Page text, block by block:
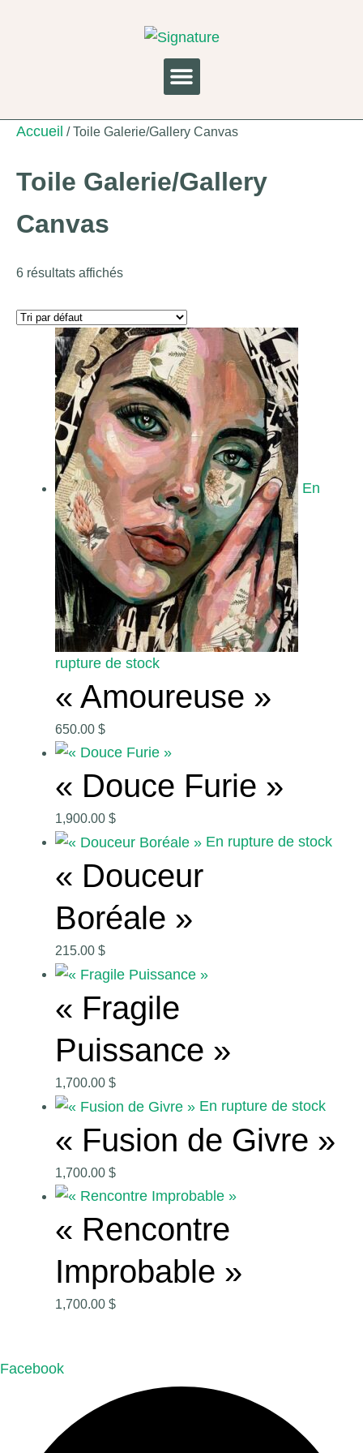
Accueil / Toile Galerie/Gallery Canvas
Toile Galerie/Gallery
Canvas
6 résultats affichés
En
rupture de stock
« Amoureuse »
650.00 $
« Douce Furie »
1,900.00 $
En rupture de stock
« Douceur
Boréale »
215.00 $
« Fragile
Puissance »
1,700.00 $
En rupture de stock
« Fusion de Givre »
1,700.00 $
« Rencontre
Improbable »
1,700.00 $
Facebook